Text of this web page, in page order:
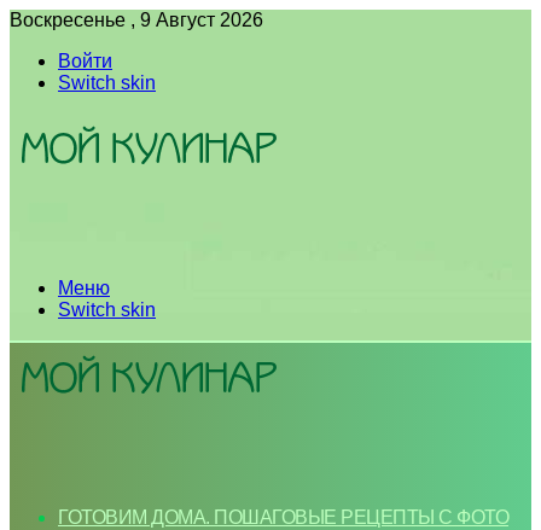
Воскресенье , 9 Август 2026
Войти
Switch skin
Меню
Switch skin
ГОТОВИМ ДОМА. ПОШАГОВЫЕ РЕЦЕПТЫ С ФОТО